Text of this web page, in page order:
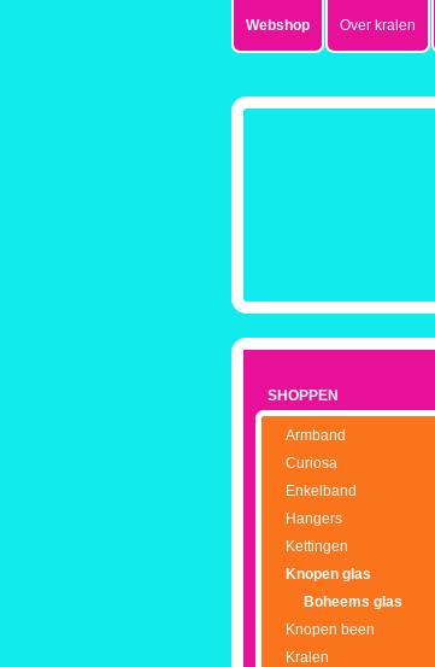
Webshop Over kralen
SHOPPEN
Armband
Curiosa
Enkelband
Hangers
Kettingen
Knopen glas
Boheems glas
Knopen been
Kralen